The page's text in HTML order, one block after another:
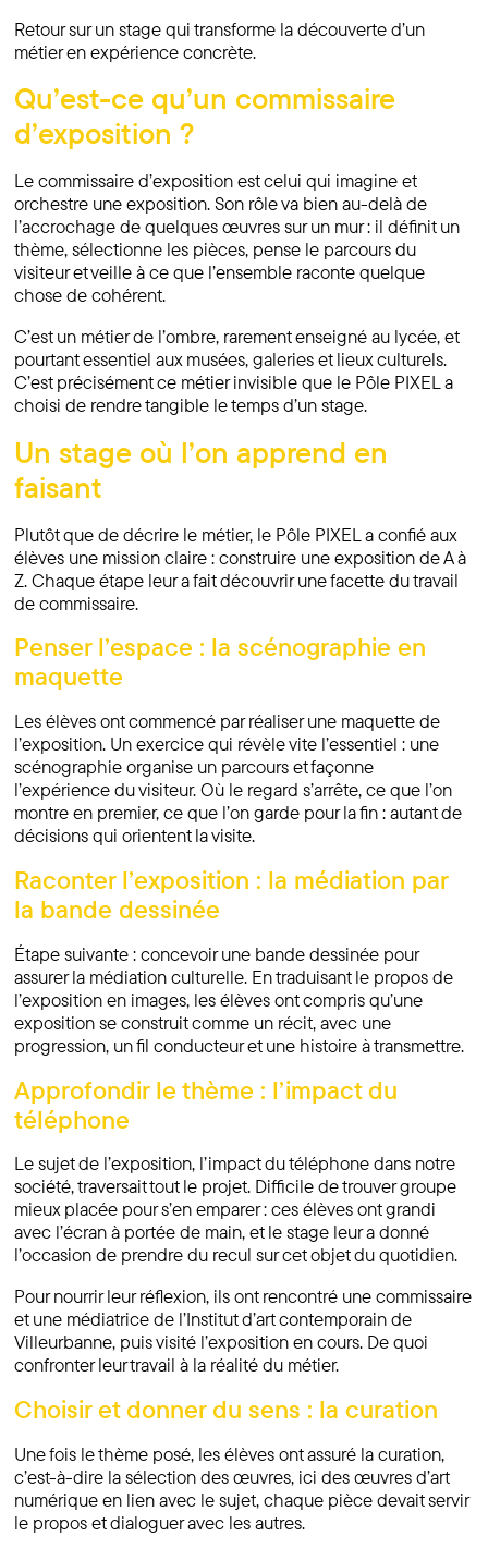
Retour sur un stage qui transforme la découverte d’un
métier en expérience concrète.
Qu’est-ce qu’un commissaire
d’exposition ?
Le commissaire d’exposition est celui qui imagine et
orchestre une exposition. Son rôle va bien au-delà de
l’accrochage de quelques œuvres sur un mur : il définit un
thème, sélectionne les pièces, pense le parcours du
visiteur et veille à ce que l’ensemble raconte quelque
chose de cohérent.
C’est un métier de l’ombre, rarement enseigné au lycée, et
pourtant essentiel aux musées, galeries et lieux culturels.
C’est précisément ce métier invisible que le Pôle PIXEL a
choisi de rendre tangible le temps d’un stage.
Un stage où l’on apprend en
faisant
Plutôt que de décrire le métier, le Pôle PIXEL a confié aux
élèves une mission claire : construire une exposition de A à
Z. Chaque étape leur a fait découvrir une facette du travail
de commissaire.
Penser l’espace : la scénographie en
maquette
Les élèves ont commencé par réaliser une maquette de
l’exposition. Un exercice qui révèle vite l’essentiel : une
scénographie organise un parcours et façonne
l’expérience du visiteur. Où le regard s’arrête, ce que l’on
montre en premier, ce que l’on garde pour la fin : autant de
décisions qui orientent la visite.
Raconter l’exposition : la médiation par
la bande dessinée
Étape suivante : concevoir une bande dessinée pour
assurer la médiation culturelle. En traduisant le propos de
l’exposition en images, les élèves ont compris qu’une
exposition se construit comme un récit, avec une
progression, un fil conducteur et une histoire à transmettre.
Approfondir le thème : l’impact du
téléphone
Le sujet de l’exposition, l’impact du téléphone dans notre
société, traversait tout le projet. Difficile de trouver groupe
mieux placée pour s’en emparer : ces élèves ont grandi
avec l’écran à portée de main, et le stage leur a donné
l’occasion de prendre du recul sur cet objet du quotidien.
Pour nourrir leur réflexion, ils ont rencontré une commissaire
et une médiatrice de l’Institut d’art contemporain de
Villeurbanne, puis visité l’exposition en cours. De quoi
confronter leur travail à la réalité du métier.
Choisir et donner du sens : la curation
Une fois le thème posé, les élèves ont assuré la curation,
c’est-à-dire la sélection des œuvres, ici des œuvres d’art
numérique en lien avec le sujet, chaque pièce devait servir
le propos et dialoguer avec les autres.